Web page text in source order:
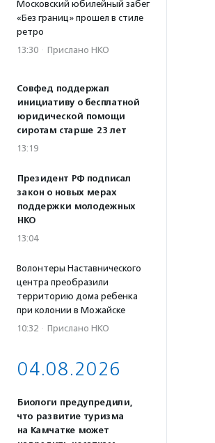
Московский юбилейный забег
«Без границ» прошел в стиле
ретро
13:30 · Прислано НКО
Совфед поддержал
инициативу о бесплатной
юридической помощи
сиротам старше 23 лет
13:19
Президент РФ подписал
закон о новых мерах
поддержки молодежных
НКО
13:04
Волонтеры Наставнического
центра преобразили
территорию дома ребенка
при колонии в Можайске
10:32 · Прислано НКО
04.08.2026
Биологи предупредили,
что развитие туризма
на Камчатке может